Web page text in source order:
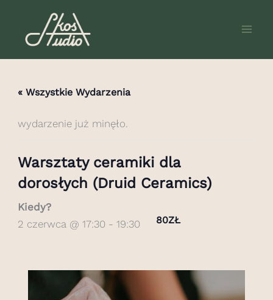
treści
« Wszystkie Wydarzenia
wydarzenie już minęło.
Warsztaty ceramiki dla
dorosłych (Druid Ceramics)
Kiedy?
2 czerwca @ 17:30 -19:30 80ZŁ